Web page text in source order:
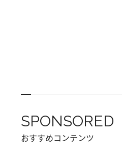
SPONSORED
おすすめコンテンツ